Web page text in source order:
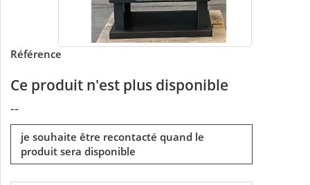
Référence
Ce produit n'est plus disponible
--
je souhaite être recontacté quand le
produit sera disponible